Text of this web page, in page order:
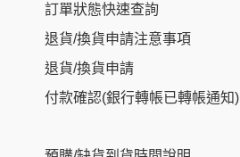
訂單狀態快速查詢
退貨/換貨申請注意事項
退貨/換貨申請
付款確認(銀行轉帳已轉帳通知)